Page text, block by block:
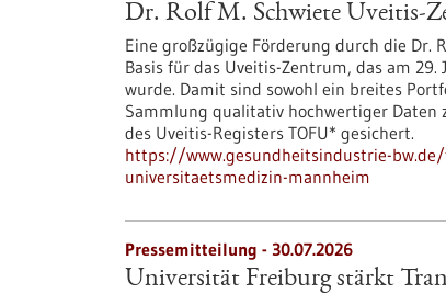
Dr. Rolf M. Schwiete Uveitis-
Eine großzügige Förderung durch die Dr.
Basis für das Uveitis-Zentrum, das am
wurde. Damit sind sowohl ein breites
Sammlung qualitativ hochwertiger Daten
des Uveitis-Registers TOFU* gesichert.
https://www.gesundheitsindustrie-
universitaetsmedizin-mannheim
Pressemitteilung - 30.07.2026
Universität Freiburg stärkt